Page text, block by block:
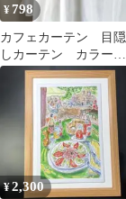
¥798
カフェカーテン 目隠
しカーテン カラーボ
ックスカーテン 間仕
切り 【757】
¥2,300